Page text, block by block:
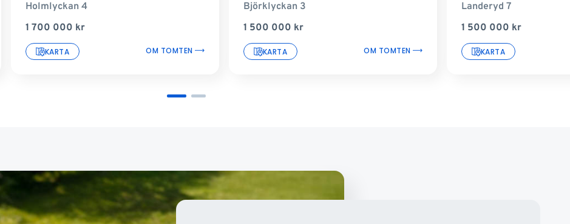
Holmlyckan 4
1 700 000 kr
KARTA OM TOMTEN
Björklyckan 3
1 500 000 kr
KARTA OM TOMTEN
Landeryd 7
1 500 000 kr
KARTA